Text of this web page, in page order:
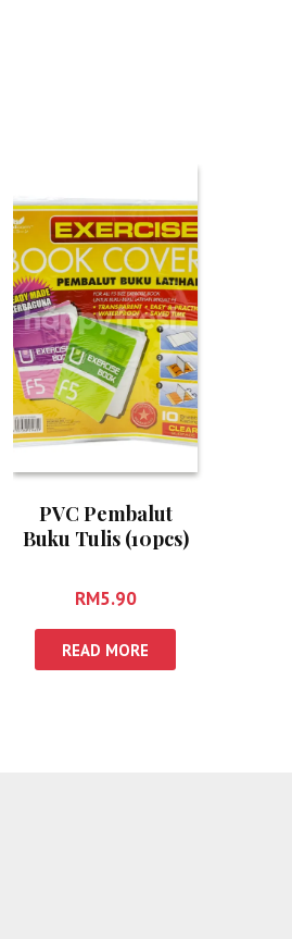
PVC Pembalut
Buku Tulis (10pcs)
RM5.90
READ MORE